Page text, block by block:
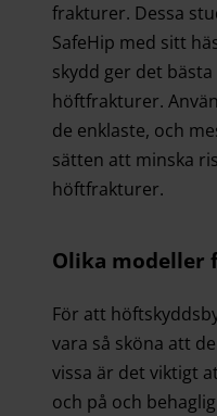
frakturer. Dessa
SafeHip med sitt
skydd ger det
höftfrakturer.
de enklaste, och
sätten att minska
höftfrakturer.
Olika modeller
För att
vara så sköna att
vissa är det viktigt
och på och